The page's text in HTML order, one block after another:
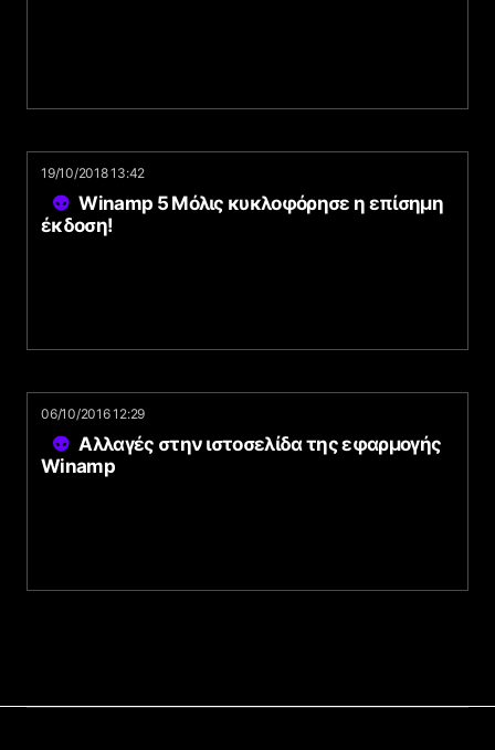
19/10/2018 13:42
Winamp 5 Μόλις κυκλοφόρησε η επίσημη
έκδοση!
06/10/2016 12:29
Αλλαγές στην ιστοσελίδα της εφαρμογής
Winamp